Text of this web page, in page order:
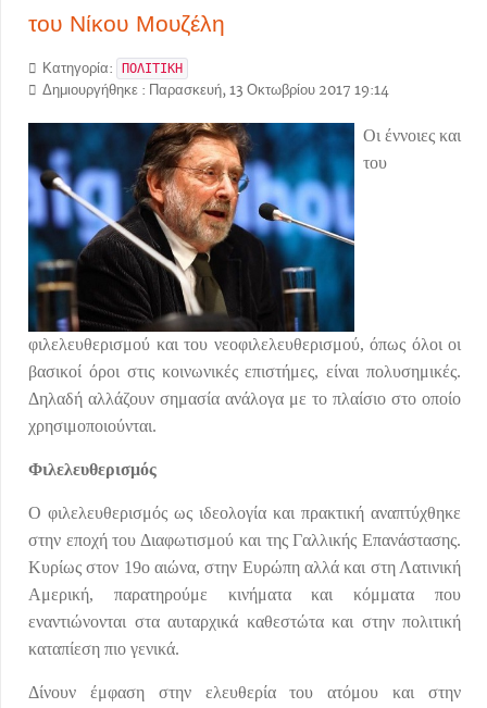
του Νίκου Μουζέλη
Κατηγορία: ΠΟΛΙΤΙΚΗ
Δημιουργήθηκε : Παρασκευή, 13 Οκτωβρίου 2017 19:14
Οι έννοιες και
του
φιλελευθερισμού και του νεοφιλελευθερισμού, όπως όλοι οι
βασικοί όροι στις κοινωνικές επιστήμες, είναι πολυσημικές.
Δηλαδή αλλάζουν σημασία ανάλογα με το πλαίσιο στο οποίο
χρησιμοποιούνται.
Φιλελευθερισμός
Ο φιλελευθερισμός ως ιδεολογία και πρακτική αναπτύχθηκε
στην εποχή του Διαφωτισμού και της Γαλλικής Επανάστασης.
Κυρίως στον 19ο αιώνα, στην Ευρώπη αλλά και στη Λατινική
Αμερική, παρατηρούμε κινήματα και κόμματα που
εναντιώνονται στα αυταρχικά καθεστώτα και στην πολιτική
καταπίεση πιο γενικά.
Δίνουν έμφαση στην ελευθερία του ατόμου και στην